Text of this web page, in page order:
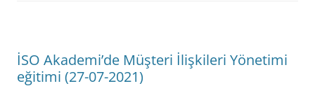
İSO Akademi’de Müşteri İlişkileri Yönetimi
eğitimi (27-07-2021)